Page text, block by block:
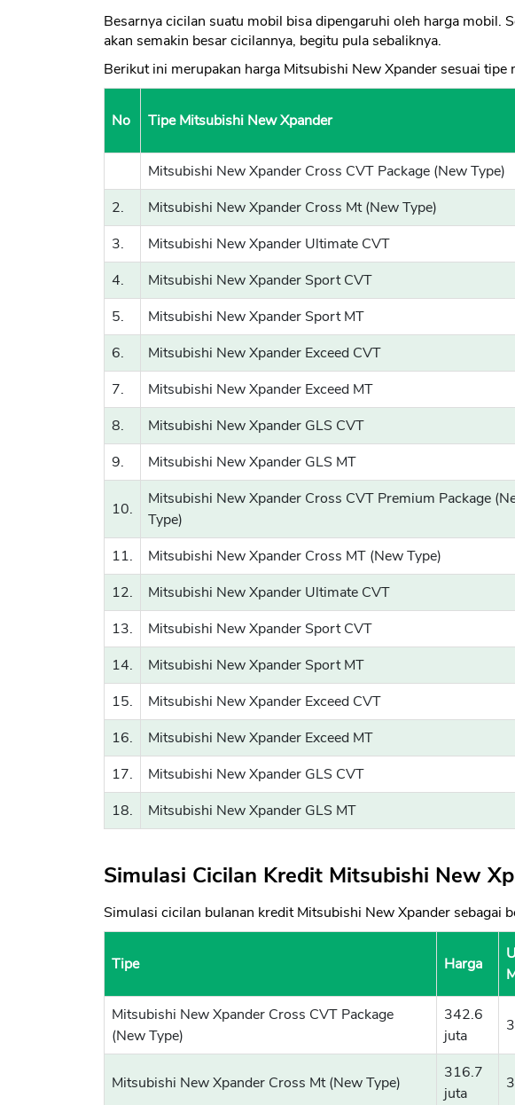
Besarnya cicilan suatu mobil bisa dipengaruhi oleh harga mobil.
akan semakin besar cicilannya, begitu pula sebaliknya.
Berikut ini merupakan harga Mitsubishi New Xpander sesuai tipe
No Tipe Mitsubishi New Xpander
Mitsubishi New Xpander Cross CVT Package (New Type)
2.
Mitsubishi New Xpander Cross Mt (New Type)
3.
Mitsubishi New Xpander Ultimate CVT
4.
Mitsubishi New Xpander Sport CVT
5.
Mitsubishi New Xpander Sport MT
6.
Mitsubishi New Xpander Exceed CVT
7.
Mitsubishi New Xpander Exceed MT
8.
Mitsubishi New Xpander GLS CVT
9.
Mitsubishi New Xpander GLS MT
10.
Mitsubishi New Xpander Cross CVT Premium Package
Type)
11. Mitsubishi New Xpander Cross MT (New Type)
12.
Mitsubishi New Xpander Ultimate CVT
13.
Mitsubishi New Xpander Sport CVT
14.
Mitsubishi New Xpander Sport MT
15.
Mitsubishi New Xpander Exceed CVT
16.
Mitsubishi New Xpander Exceed MT
17.
Mitsubishi New Xpander GLS CVT
18.
Mitsubishi New Xpander GLS MT
Simulasi Cicilan Kredit Mitsubishi New
Simulasi cicilan bulanan kredit Mitsubishi New Xpander sebagai
Tipe Harga
Mitsubishi New Xpander Cross CVT Package
(New Type)
342.6
juta
Mitsubishi New Xpander Cross Mt (New Type)
316.7
juta